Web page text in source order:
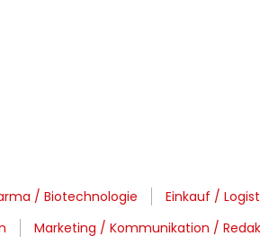
/ Biotechnologie
Einkauf /
Marketing / Kommunikation /